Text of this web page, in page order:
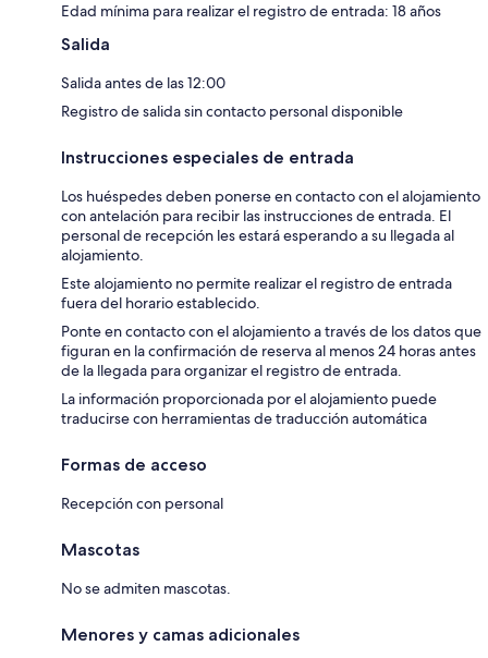
Edad mínima para realizar el registro de entrada: 18 años
Salida
Salida antes de las 12:00
Registro de salida sin contacto personal disponible
Instrucciones especiales de entrada
Los huéspedes deben ponerse en contacto con el alojamiento
con antelación para recibir las instrucciones de entrada. El
personal de recepción les estará esperando a su llegada al
alojamiento.
Este alojamiento no permite realizar el registro de entrada
fuera del horario establecido.
Ponte en contacto con el alojamiento a través de los datos que
figuran en la confirmación de reserva al menos 24 horas antes
de la llegada para organizar el registro de entrada.
La información proporcionada por el alojamiento puede
traducirse con herramientas de traducción automática
Formas de acceso
Recepción con personal
Mascotas
No se admiten mascotas.
Menores y camas adicionales